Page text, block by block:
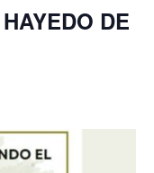
DE